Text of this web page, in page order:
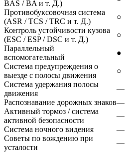
BAS / BA и т. Д.)
Противобуксовочная система
(ASR / TCS / TRC и т. Д.)
○
Контроль устойчивости кузова
(ESC / ESP / DSC и т. Д.)
○
Параллельный
вспомогательный
●
Система предупреждения о
выезде с полосы движения
○
Система удержания полосы
движения
—
Распознавание дорожных знаков—
Активный тормоз / система
активной безопасности
—
Система ночного видения
—
Советы по вождению при
усталости
—